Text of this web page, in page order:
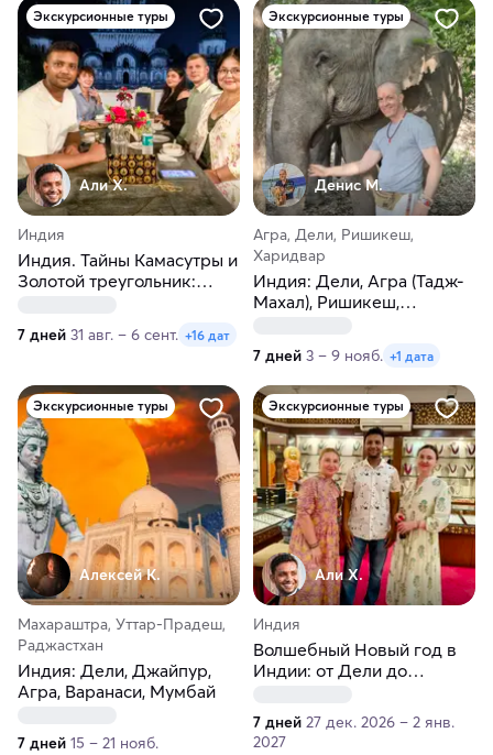
Экскурсионные туры
Али Х.
Индия
Индия. Тайны Камасутры и
Золотой треугольник:
7 дней 31 авг. – 6 сент. +16 дат
Экскурсионные туры
Денис М.
Агра, Дели, Ришикеш,
Харидвар
Индия: Дели, Агра (Тадж-
Махал), Ришикеш,
7 дней 3 – 9 нояб. +1 дата
Экскурсионные туры
Алексей К.
Махараштра, Уттар-Прадеш,
Раджастхан
Индия: Дели, Джайпур,
Агра, Варанаси, Мумбай
7 дней 15 – 21 нояб.
Экскурсионные туры
Али Х.
Индия
Волшебный Новый год в
Индии: от Дели до
Агре
7 дней 27 дек. 2026 – 2 янв.
2027